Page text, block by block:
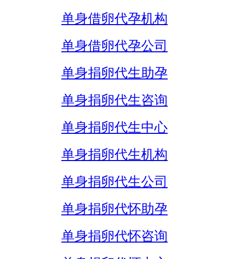
单身借卵代孕机构
单身借卵代孕公司
单身捐卵代生助孕
单身捐卵代生咨询
单身捐卵代生中心
单身捐卵代生机构
单身捐卵代生公司
单身捐卵代怀助孕
单身捐卵代怀咨询